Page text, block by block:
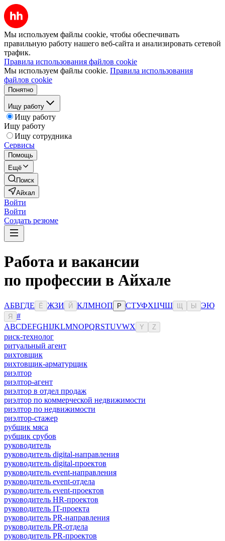
Мы используем файлы cookie, чтобы обеспечивать
правильную работу нашего веб-сайта и анализировать сетевой
трафик.
Правила использования файлов cookie
Мы используем файлы cookie. Правила использования
файлов cookie
Понятно
Ищу работу
Ищу работу
Ищу работу
Ищу сотрудника
Сервисы
Помощь
Ещё
Поиск
Айхал
Войти
Войти
Создать резюме
Работа и вакансии
по профессии в Айхале
АБВГДЕ Ё ЖЗИ Й КЛМНОП Р СТУФХЦЧШ Ы ЭЮ
Я
#
ABCDEFGHIJKLMNOPQRSTUVWX Y Z
риск-технолог
ритуальный агент
рихтовщик
рихтовщик-арматурщик
риэлтор
риэлтор-агент
риэлтор в отдел продаж
риэлтор по коммерческой недвижимости
риэлтор по недвижимости
риэлтор-стажер
рубщик мяса
рубщик срубов
руководитель
руководитель digital-направления
руководитель digital-проектов
руководитель event-направления
руководитель event-отдела
руководитель event-проектов
руководитель HR-проектов
руководитель IT-проекта
руководитель PR-направления
руководитель PR-отдела
руководитель PR-проектов